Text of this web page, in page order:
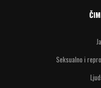
Seksualno i